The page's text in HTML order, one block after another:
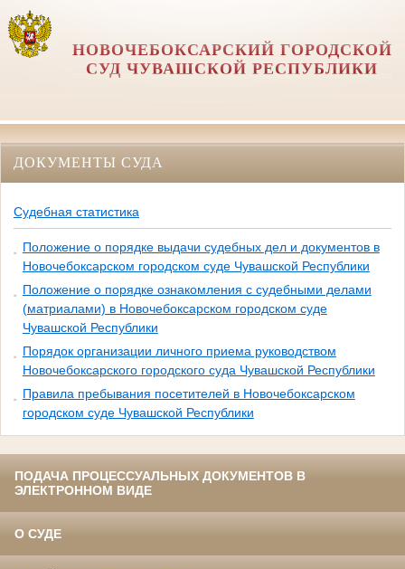
НОВОЧЕБОКСАРСКИЙ ГОРОДСКОЙ
СУД ЧУВАШСКОЙ РЕСПУБЛИКИ
ДОКУМЕНТЫ СУДА
Судебная статистика
Положение о порядке выдачи судебных дел и документов в
Новочебоксарском городском суде Чувашской Республики
Положение о порядке ознакомления с судебными делами
(матриалами) в Новочебоксарском городском суде
Чувашской Республики
Порядок организации личного приема руководством
Новочебоксарского городского суда Чувашской Республики
Правила пребывания посетителей в Новочебоксарском
городском суде Чувашской Республики
ПОДАЧА ПРОЦЕССУАЛЬНЫХ ДОКУМЕНТОВ В
ЭЛЕКТРОННОМ ВИДЕ
О СУДЕ